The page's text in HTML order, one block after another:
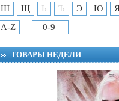
Ш
Щ Ь Ъ Э Ю
A-Z
0-9
ТОВАРЫ НЕДЕЛИ